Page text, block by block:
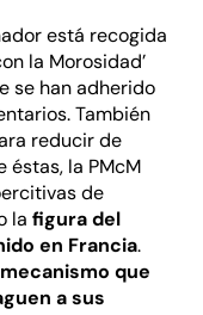
está recogida
la Morosidad’
se han adherido
También
reducir de
la PMcM
de
la figura del
en Francia.
mecanismo que
a sus